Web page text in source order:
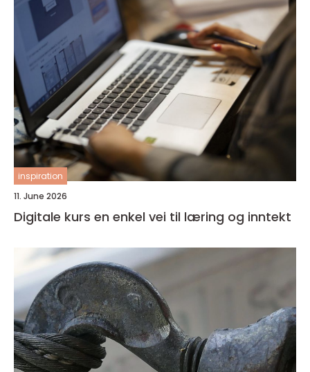
inspiration
11. June 2026
Digitale kurs en enkel vei til læring og inntekt